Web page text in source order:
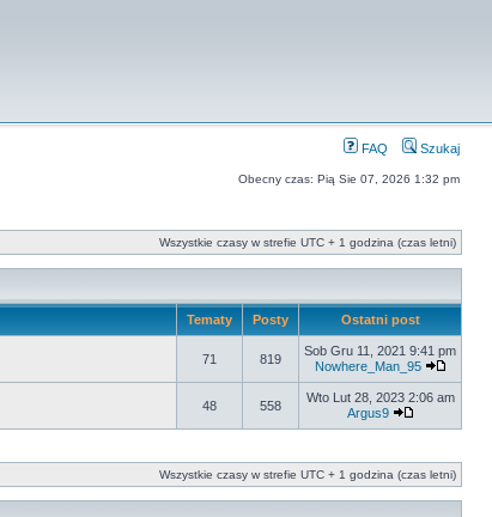
FAQ Szukaj
Obecny czas: Pią Sie 07, 2026 1:32 pm
Wszystkie czasy w strefie UTC + 1 godzina (czas letni)
Tematy Posty Ostatni post
71 819
Sob Gru 11, 2021 9:41 pm
Nowhere_Man_95
48 558
Wto Lut 28, 2023 2:06 am
Argus9
Wszystkie czasy w strefie UTC + 1 godzina (czas letni)